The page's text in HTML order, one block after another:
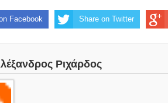
Facebook Share on Twitter
Ριχάρδος